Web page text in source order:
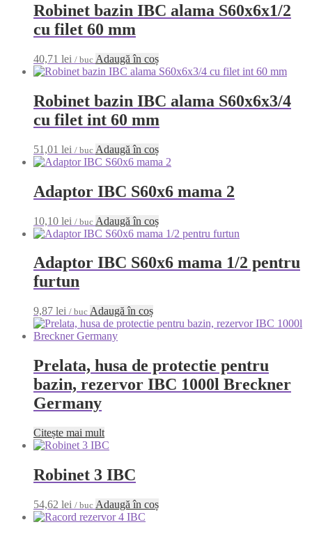
Robinet bazin IBC alama S60x6x1/2
cu filet 60 mm
40,71 lei / buc Adaugă în coș
Robinet bazin IBC alama S60x6x3/4
cu filet int 60 mm
51,01 lei / buc Adaugă în coș
Adaptor IBC S60x6 mama 2
10,10 lei / buc Adaugă în coș
Adaptor IBC S60x6 mama 1/2 pentru
furtun
9,87 lei / buc Adaugă în coș
Prelata, husa de protectie pentru
bazin, rezervor IBC 1000l Breckner
Germany
Citește mai mult
Robinet 3 IBC
54,62 lei / buc Adaugă în coș